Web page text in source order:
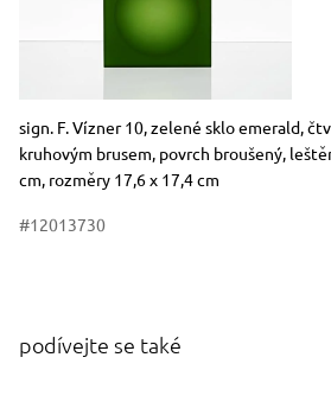
Rozměry
Stručný popis předmětu
sign. F. Vízner 10, zelené sklo emerald,
kruhovým brusem, povrch broušený,
cm, rozměry 17,6 x 17,4 cm
#12013730
podívejte se také